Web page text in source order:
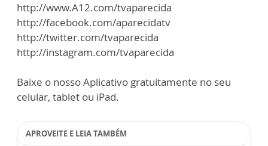
http://www.A12.com/tvaparecida
http://facebook.com/aparecidatv
http://twitter.com/tvaparecida
http://instagram.com/tvaparecida
Baixe o nosso Aplicativo gratuitamente no seu
celular, tablet ou iPad.
APROVEITE E LEIA TAMBÉM